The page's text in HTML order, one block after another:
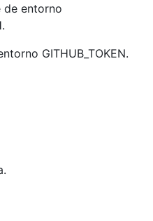
de entorno
GITHUB_TOKEN.